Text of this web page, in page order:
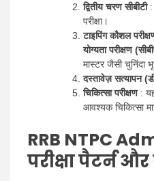
द्वितीय चरण सीबीटी:
परीक्षा।
टाइपिंग कौशल
योग्यता परीक्षण
मास्टर जैसी चुनिंदा
दस्तावेज़ सत्यापन
चिकित्सा परीक्षण: यह
आवश्यक चिकित्सा
RRB NTPC
परीक्षा पैटर्न